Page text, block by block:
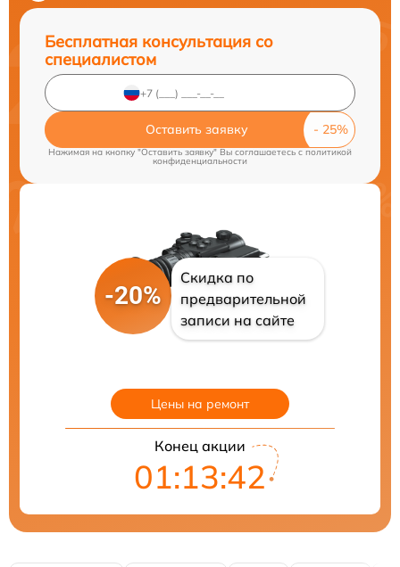
Бесплатная консультация со
специалистом
Оставить заявку
Нажимая на кнопку "Оставить заявку" Вы соглашаетесь cполитикой
конфиденциальности
-20%
Скидка по
предварительной
записи на сайте
Цены на ремонт
Конец акции
01:13:41